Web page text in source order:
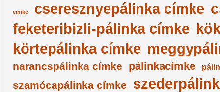
cimke cseresznyepálinka címke
feketeribizli-pálinka címke
körtepálinka címke
narancspálinka címke pálinkacímke
szamócapálinka címke